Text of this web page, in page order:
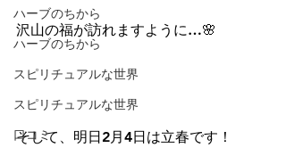
ハーブのちから
ハーブのちから
スピリチュアルな世界
スピリチュアルな世界
口コミ
沢山の福が訪れますように…🌸
そして、明日2月4日は立春です！